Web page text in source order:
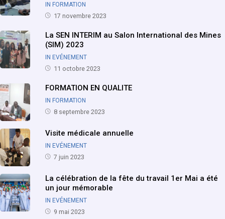
IN FORMATION
17 novembre 2023
La SEN INTERIM au Salon International des Mines
(SIM) 2023
IN EVÉNEMENT
11 octobre 2023
FORMATION EN QUALITE
IN FORMATION
8 septembre 2023
Visite médicale annuelle
IN EVÉNEMENT
7 juin 2023
La célébration de la fête du travail 1er Mai a été
un jour mémorable
IN EVÉNEMENT
9 mai 2023